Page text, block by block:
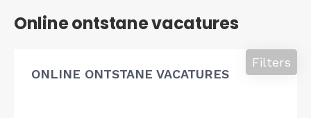
Online ontstane vacatures
ONLINE ONTSTANE VACATURES
Filters